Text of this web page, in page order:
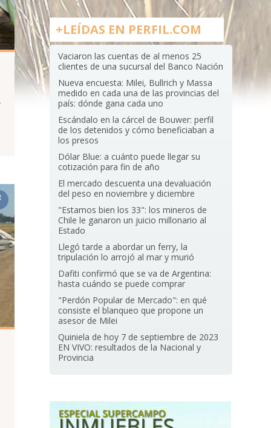
+LEÍDAS EN PERFIL.COM
Vaciaron las cuentas de al menos 25
clientes de una sucursal del Banco Nación
Nueva encuesta: Milei, Bullrich y Massa
medido en cada una de las provincias del
país: dónde gana cada uno
Escándalo en la cárcel de Bouwer: perfil
de los detenidos y cómo beneficiaban a
los presos
Dólar Blue: a cuánto puede llegar su
cotización para fin de año
El mercado descuenta una devaluación
del peso en noviembre y diciembre
"Estamos bien los 33": los mineros de
Chile le ganaron un juicio millonario al
Estado
Llegó tarde a abordar un ferry, la
tripulación lo arrojó al mar y murió
Dafiti confirmó que se va de Argentina:
hasta cuándo se puede comprar
"Perdón Popular de Mercado": en qué
consiste el blanqueo que propone un
asesor de Milei
Quiniela de hoy 7 de septiembre de 2023
EN VIVO: resultados de la Nacional y
Provincia